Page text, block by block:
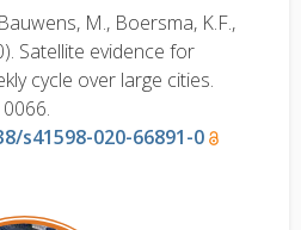
M., Boersma, K.F.,
Satellite evidence for
cycle over large cities.
s41598-020-66891-0